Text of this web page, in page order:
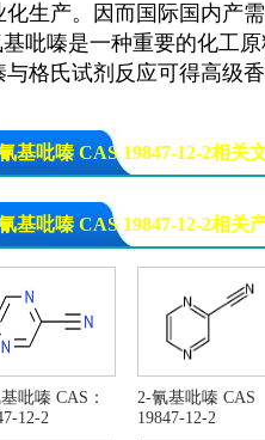
化生产。因而国际国内产
吡嗪是一种重要的化工
与格氏试剂反应可得高级香
基吡嗪 CAS 19847-12-2相关
2-氰基吡嗪
2-氰基吡嗪
基吡嗪 CAS 19847-12-2相关
吡嗪 CAS：
12-2
2-氰基吡嗪 CAS
19847-12-2